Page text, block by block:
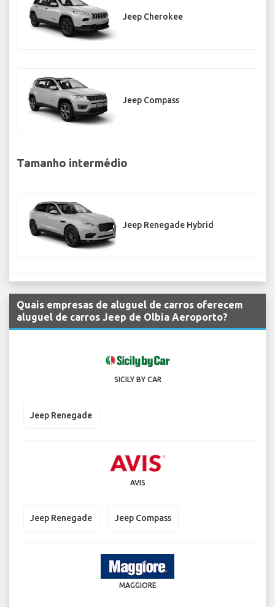
Jeep Cherokee
Jeep Compass
Tamanho intermédio
Jeep Renegade Hybrid
Quais empresas de aluguel de carros oferecem
aluguel de carros Jeep de Olbia Aeroporto?
SICILY BY CAR
Jeep Renegade
AVIS
Jeep Renegade Jeep Compass
MAGGIORE